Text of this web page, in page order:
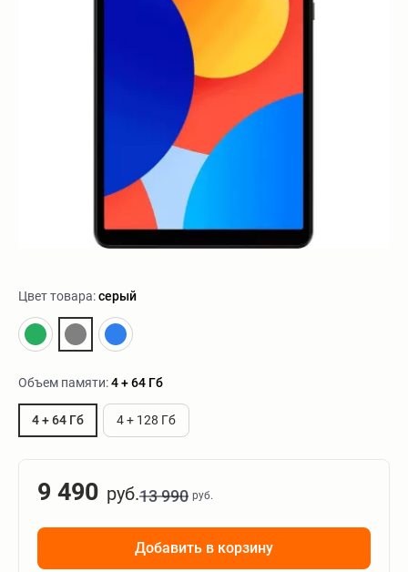
Цвет товара:серый
Объем памяти:4 + 64 Гб
4 + 64 Гб 4 + 128 Гб
9 490 руб.13 990 руб.
Добавить в корзину